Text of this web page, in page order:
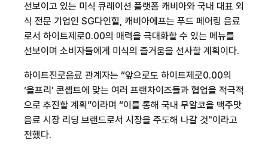
선보이고 있는 미식 큐레이션 플랫폼 캐비아와 국내 대표 외
식 전문 기업인 SG다인힐, 캐비아에프는 푸드 페어링 음료
로서 하이트제로0.00의 매력을 극대화할 수 있는 메뉴를
선보이며 소비자들에게 미식의 즐거움을 선사할 계획이다.
하이트진로음료 관계자는 “앞으로도 하이트제로0.00의
‘올프리’ 콘셉트에 맞는 여러 프랜차이즈들과 협업을 적극적
으로 추진할 계획”이라며 “이를 통해 국내 무알코올 맥주맛
음료 시장 리딩 브랜드로서 시장을 주도해 나갈 것"이라고
전했다.